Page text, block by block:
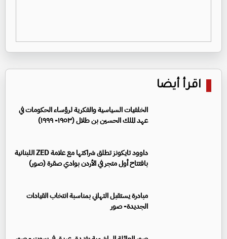
اقرأ أيضا
الخلفيات السياسية والفكرية لرؤساء الحكومات في
عهد الملك الحسين بن طلال (١٩٥٣- ١٩٩٩)
داوود تايكونز تطلق شراكتها مع علامة ZED اللبنانية
بافتتاح أول متجر في الأردن بوادي صقرة (صور)
مبادرة يستقبل التهاني بمناسبة انتخاب القيادات
الجديدة- صور